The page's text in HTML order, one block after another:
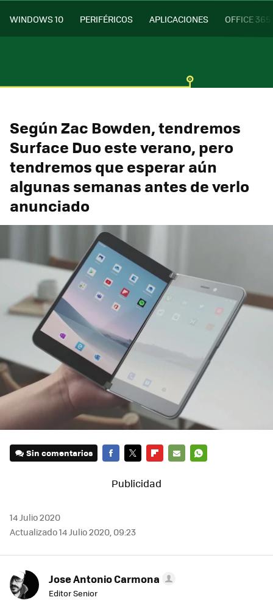
WINDOWS 10 PERIFÉRICOS APLICACIONES OFFICE 365
Según Zac Bowden, tendremos
Surface Duo este verano, pero
tendremos que esperar aún
algunas semanas antes de verlo
anunciado
Sin comentarios
14 Julio 2020
Actualizado 14 Julio 2020, 09:23
Jose Antonio Carmona
Editor Senior